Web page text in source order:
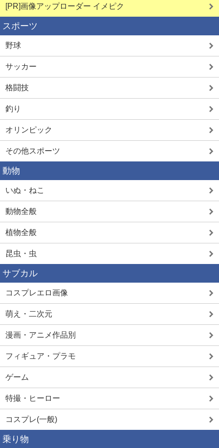
[PR]画像アップローダー イメピク
スポーツ
野球
サッカー
格闘技
釣り
オリンピック
その他スポーツ
動物
いぬ・ねこ
動物全般
植物全般
昆虫・虫
サブカル
コスプレエロ画像
萌え・二次元
漫画・アニメ作品別
フィギュア・プラモ
ゲーム
特撮・ヒーロー
コスプレ(一般)
乗り物